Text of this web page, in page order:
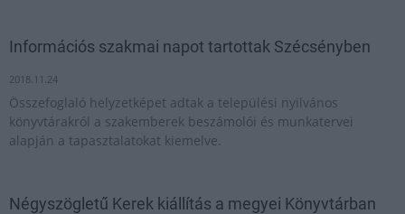
Információs szakmai napot tartottak Szécsényben
2018.11.24
Összefoglaló helyzetképet adtak a települési nyilvános
könyvtárakról a szakemberek beszámolói és munkatervei
alapján a tapasztalatokat kiemelve.
Négyszögletű Kerek kiállítás a megyei Könyvtárban